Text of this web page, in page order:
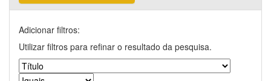
Adicionar filtros:
Utilizar filtros para refinar o resultado da pesquisa.